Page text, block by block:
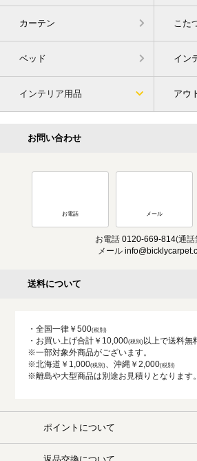
カーテン こた
ベッド イン
インテリア用品 アウ
お問い合わせ
お電話 メール
お電話 0120-669-814(通話
メール
送料について
・全国一律￥500
・お買い上げ合計￥10,000
以上で送料無
※一部対象外商品がございます。
※北海道￥1,000
、沖縄￥2,000
※離島や大型商品は別途お見積りとなります。
ポイントについて